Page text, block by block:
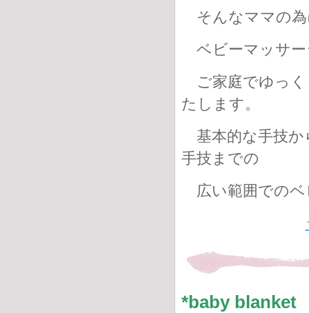
そんなママの為
ベビーマッサー
ご家庭でゆっく
たします。
基本的な手技か
手技までの
広い範囲でのベ
*baby